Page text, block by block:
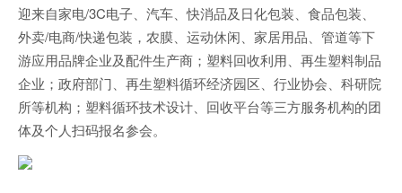
迎来自家电/3C电子、汽车、快消品及日化包装、食品包装、
外卖/电商/快递包装，农膜、运动休闲、家居用品、管道等下
游应用品牌企业及配件生产商；塑料回收利用、再生塑料制品
企业；政府部门、再生塑料循环经济园区、行业协会、科研院
所等机构；塑料循环技术设计、回收平台等三方服务机构的团
体及个人扫码报名参会。